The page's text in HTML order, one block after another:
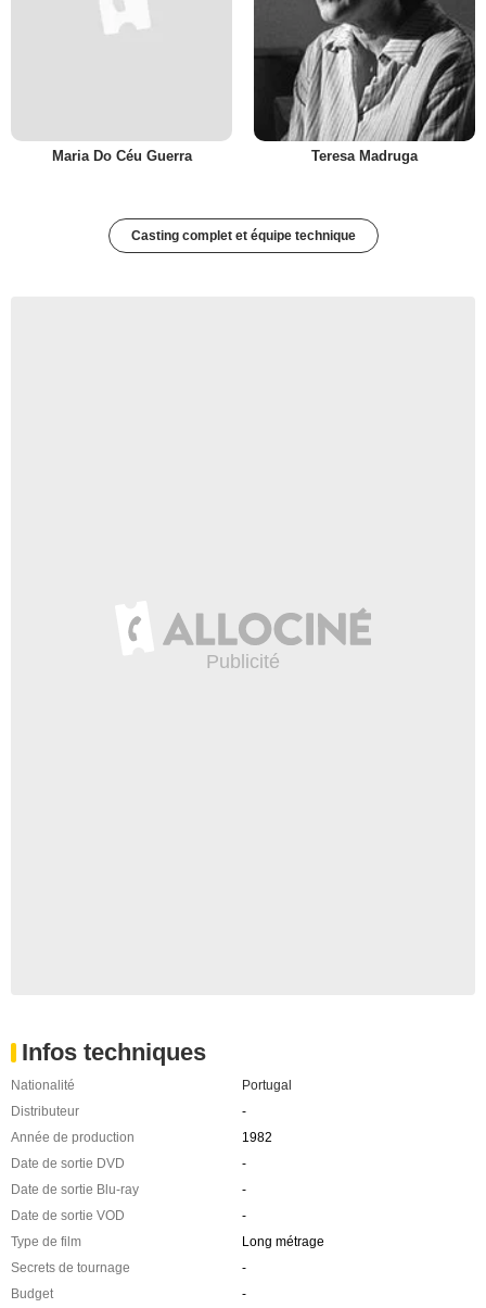
Maria Do Céu Guerra Teresa Madruga
Casting complet et équipe technique
Infos techniques
Nationalité
Portugal
Distributeur
-
Année de production
1982
Date de sortie DVD
-
Date de sortie Blu-ray
-
Date de sortie VOD
-
Type de film
Long métrage
Secrets de tournage
-
Budget
-